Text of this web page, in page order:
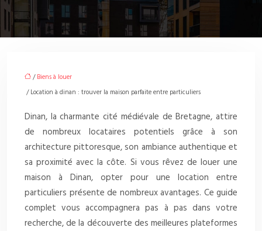
/Biens à louer
/ Location à dinan : trouver la maison parfaite entre particuliers
Dinan, la charmante cité médiévale de Bretagne, attire
de nombreux locataires potentiels grâce à son
architecture pittoresque, son ambiance authentique et
sa proximité avec la côte. Si vous rêvez de louer une
maison à Dinan, opter pour une location entre
particuliers présente de nombreux avantages. Ce guide
complet vous accompagnera pas à pas dans votre
recherche, de la découverte des meilleures plateformes